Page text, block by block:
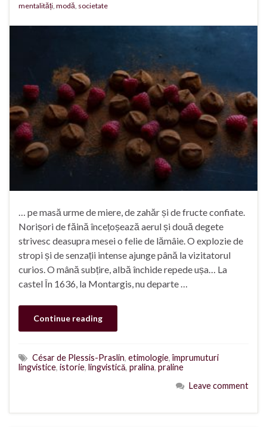
mentalități modă societate
… pe masă urme de miere, de zahăr și de fructe confiate.
Norișori de făină încețoșează aerul și două degete
strivesc deasupra mesei o felie de lămâie. O explozie de
stropi și de senzații intense ajunge până la vizitatorul
curios. O mână subțire, albă închide repede ușa… La
castel În 1636, la Montargis, nu departe …
Continue reading
César de Plessis-Praslin, etimologie,împrumuturi
lingvistice, istorie, lingvistică, pralina, praline
Leave comment